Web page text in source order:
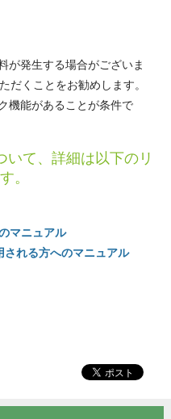
が発生する場合がございま
だくことをお勧めします。
機能があることが条件で
いて、詳細は以下のリ
。
マニュアル
れる方へのマニュアル